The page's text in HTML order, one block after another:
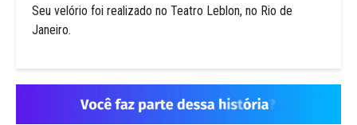
Seu velório foi realizado no Teatro Leblon, no Rio de
Janeiro.